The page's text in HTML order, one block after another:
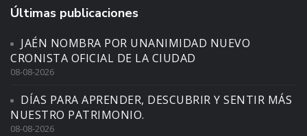
Últimas publicaciones
JAÉN NOMBRA POR UNANIMIDAD NUEVO
CRONISTA OFICIAL DE LA CIUDAD
08-08-2026
DÍAS PARA APRENDER, DESCUBRIR Y SENTIR MÁS
NUESTRO PATRIMONIO.
08-08-2026